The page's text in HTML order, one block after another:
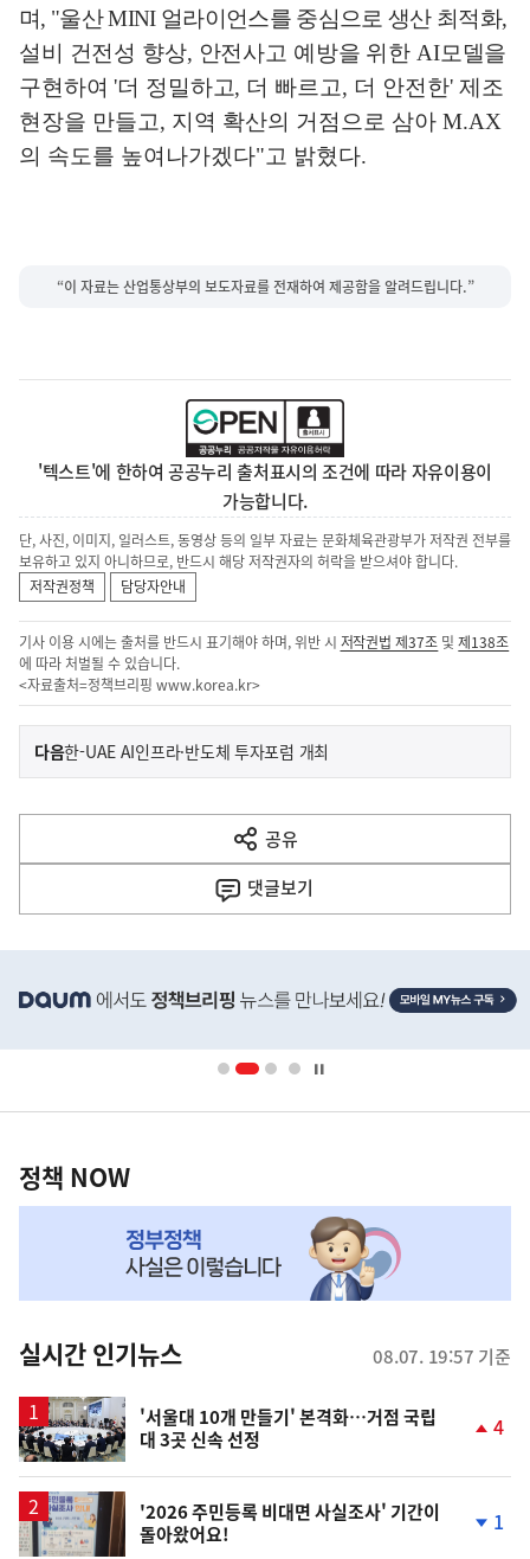
며, "울산MINI 얼라이언스를 중심으로 생산 최적화,
설비 건전성 향상, 안전사고 예방을 위한 AI모델을
구현하여'더 정밀하고, 더 빠르고, 더 안전한'제조
현장을 만들고, 지역 확산의 거점으로 삼아 M.AX
의 속도를 높여나가겠다"고 밝혔다.
“이 자료는 산업통상부의 보도자료를 전재하여 제공함을 알려드립니다.”
'텍스트'에 한하여 공공누리 출처표시의 조건에 따라 자유이용이
가능합니다.
단, 사진, 이미지, 일러스트, 동영상 등의 일부 자료는 문화체육관광부가 저작권 전부를
보유하고 있지 아니하므로, 반드시 해당 저작권자의 허락을 받으셔야 합니다.
저작권정책
담당자안내
기사 이용 시에는 출처를 반드시 표기해야 하며, 위반 시 저작권법 제37조 및제138조
에 따라 처벌될 수 있습니다.
<자료출처=정책브리핑 www.korea.kr>
이
전
다
음
다음기
사
한-UAE AI인프라·반도체 투자포럼 개최
공유
열
기
댓글보기
단
영
책
NOW,
뉴
스
정책 NOW
실시간 인기뉴스 08.07. 19:57 기준
'서울대 10개 만들기' 본격화…거점 국립
대 3곳 신속 선정
상
4
'2026 주민등록 비대면 사실조사' 기간이
돌아왔어요!
1